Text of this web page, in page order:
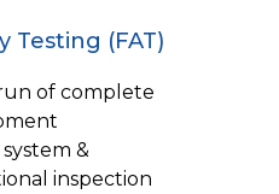
Testing (FAT)
of complete
&
inspection